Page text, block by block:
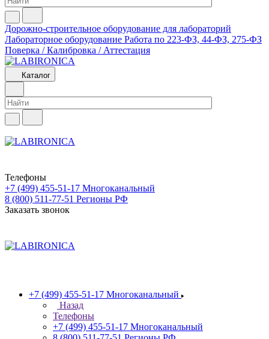
Дорожно-строительное оборудование для лабораторий
Лабораторное оборудование Работа по 223-ФЗ, 44-ФЗ, 275-ФЗ
Поверка / Калибровка / Аттестация
Каталог
Телефоны
+7 (499) 455-51-17 Многоканальный
8 (800) 511-77-51 Регионы РФ
Заказать звонок
+7 (499) 455-51-17 Многоканальный
Назад
Телефоны
+7 (499) 455-51-17 Многоканальный